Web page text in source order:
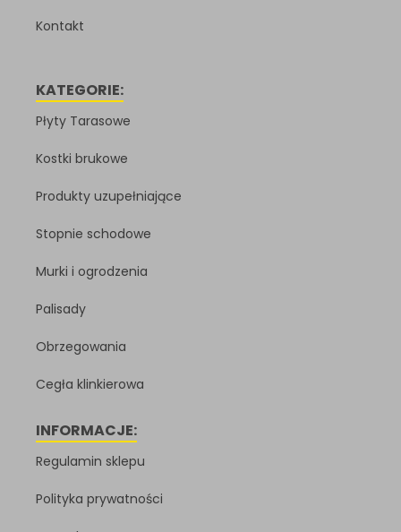
Kontakt
KATEGORIE:
Płyty Tarasowe
Kostki brukowe
Produkty uzupełniające
Stopnie schodowe
Murki i ogrodzenia
Palisady
Obrzegowania
Cegła klinkierowa
INFORMACJE:
Regulamin sklepu
Polityka prywatności